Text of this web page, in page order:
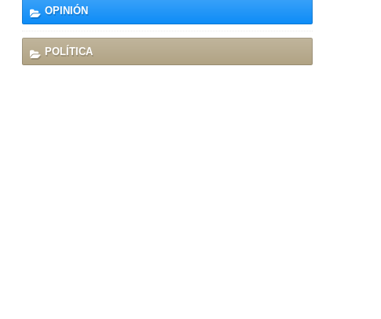
OPINIÓN
POLÍTICA